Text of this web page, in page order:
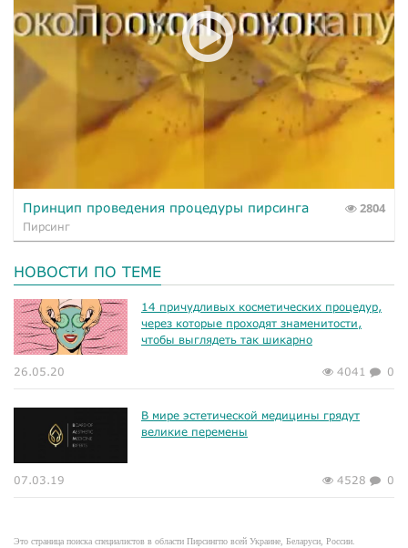
Принцип проведения процедуры пирсинга
Пирсинг
2804
НОВОСТИ ПО ТЕМЕ
14 причудливых косметических процедур,
через которые проходят знаменитости,
чтобы выглядеть так шикарно
26.05.20 4041 0
В мире эстетической медицины грядут
великие перемены
07.03.19 4528 0
Это страница поиска специалистов в области Пирсингпо всей Украине, Беларуси, России.